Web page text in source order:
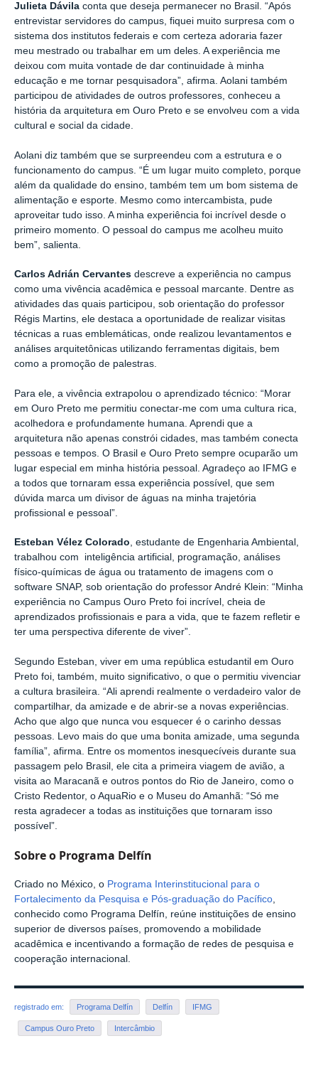
Julieta Dávila conta que deseja permanecer no Brasil. “Após
entrevistar servidores do campus, fiquei muito surpresa com o
sistema dos institutos federais e com certeza adoraria fazer
meu mestrado ou trabalhar em um deles. A experiência me
deixou com muita vontade de dar continuidade à minha
educação e me tornar pesquisadora”, afirma. Aolani também
participou de atividades de outros professores, conheceu a
história da arquitetura em Ouro Preto e se envolveu com a vida
cultural e social da cidade.
Aolani diz também que se surpreendeu com a estrutura e o
funcionamento do campus. “É um lugar muito completo, porque
além da qualidade do ensino, também tem um bom sistema de
alimentação e esporte. Mesmo como intercambista, pude
aproveitar tudo isso. A minha experiência foi incrível desde o
primeiro momento. O pessoal do campus me acolheu muito
bem”, salienta.
Carlos Adrián Cervantes descreve a experiência no campus
como uma vivência acadêmica e pessoal marcante. Dentre as
atividades das quais participou, sob orientação do professor
Régis Martins, ele destaca a oportunidade de realizar visitas
técnicas a ruas emblemáticas, onde realizou levantamentos e
análises arquitetônicas utilizando ferramentas digitais, bem
como a promoção de palestras.
Para ele, a vivência extrapolou o aprendizado técnico: “Morar
em Ouro Preto me permitiu conectar-me com uma cultura rica,
acolhedora e profundamente humana. Aprendi que a
arquitetura não apenas constrói cidades, mas também conecta
pessoas e tempos. O Brasil e Ouro Preto sempre ocuparão um
lugar especial em minha história pessoal. Agradeço ao IFMG e
a todos que tornaram essa experiência possível, que sem
dúvida marca um divisor de águas na minha trajetória
profissional e pessoal”.
Esteban Vélez Colorado, estudante de Engenharia Ambiental,
trabalhou com inteligência artificial, programação, análises
físico-químicas de água ou tratamento de imagens com o
software SNAP, sob orientação do professor André Klein: “Minha
experiência no Campus Ouro Preto foi incrível, cheia de
aprendizados profissionais e para a vida, que te fazem refletir e
ter uma perspectiva diferente de viver”.
Segundo Esteban, viver em uma república estudantil em Ouro
Preto foi, também, muito significativo, o que o permitiu vivenciar
a cultura brasileira. “Ali aprendi realmente o verdadeiro valor de
compartilhar, da amizade e de abrir-se a novas experiências.
Acho que algo que nunca vou esquecer é o carinho dessas
pessoas. Levo mais do que uma bonita amizade, uma segunda
família”, afirma. Entre os momentos inesquecíveis durante sua
passagem pelo Brasil, ele cita a primeira viagem de avião, a
visita ao Maracanã e outros pontos do Rio de Janeiro, como o
Cristo Redentor, o AquaRio e o Museu do Amanhã: “Só me
resta agradecer a todas as instituições que tornaram isso
possível”.
Sobre o Programa Delfín
Criado no México, o Programa Interinstitucional para o
Fortalecimento da Pesquisa e Pós-graduação do Pacífico,
conhecido como Programa Delfín, reúne instituições de ensino
superior de diversos países, promovendo a mobilidade
acadêmica e incentivando a formação de redes de pesquisa e
cooperação internacional.
registrado em: Programa Delfín Delfín IFMG
Campus Ouro Preto Intercâmbio